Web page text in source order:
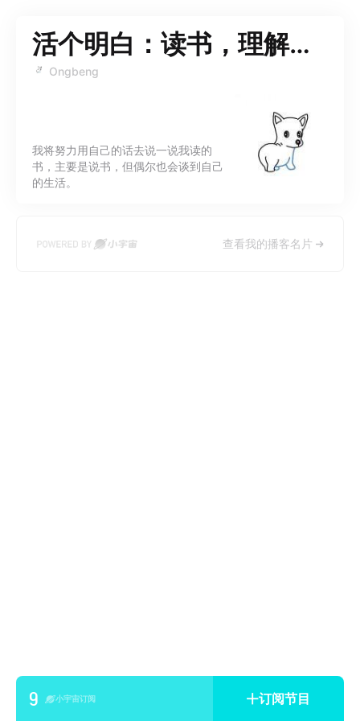
活个明白：读书，理解，生活
Ongbeng
我将努力用自己的话去说一说我读的
书，主要是说书，但偶尔也会谈到自己
的生活。
查看我的播客名片
9 小宇宙订阅 订阅节目